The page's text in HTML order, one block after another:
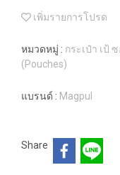
เพิ่มรายการโปรด
หมวดหมู่ : กระเป๋า เป้
(Pouches)
แบรนด์ : Magpul
Share